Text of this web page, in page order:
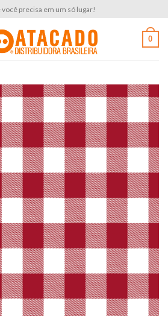
você precisa em um só lugar!
0